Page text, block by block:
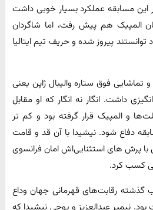
این مسابقه عملکرد بسیار خوبی داشت
المپیک هم پیش رفت، اما شاگردان
توانستند پیروز شده و حریف تیم ایتالیا
تماشایی فوق ستاره والیبال ژاپن یعنی
داشت. انگار نه انگار که او مقابل
و المپیک قرار گرفته بود و کم تر
دفاع شود. نیشیدا با آن قد و قامت
با پرش های استثنایی‌اش امان فرانسوی
گذشته رقابت‌های قهرمانی جهان وداع